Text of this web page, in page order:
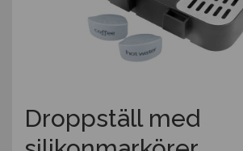
Droppställ med